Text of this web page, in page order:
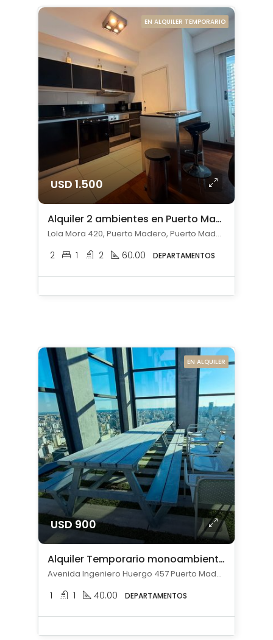
EN ALQUILER TEMPORARIO
USD 1.500
Alquiler 2 ambientes en Puerto Madero
Lola Mora 420, Puerto Madero, Puerto Madero, Capital Federal
2 1 2 60.00 DEPARTAMENTOS
EN ALQUILER
USD 900
Alquiler Temporario monoambiente con cochera en Puerto Madero
Avenida Ingeniero Huergo 457 Puerto Madero, Puerto Madero, Capital Federal
1 1 40.00 DEPARTAMENTOS